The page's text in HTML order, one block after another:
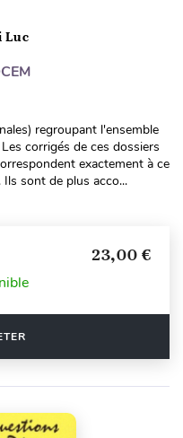
Luc
regroupant l'ensemble
corrigés de ces dossiers
exactement à ce
sont de plus acco...
23,00 €